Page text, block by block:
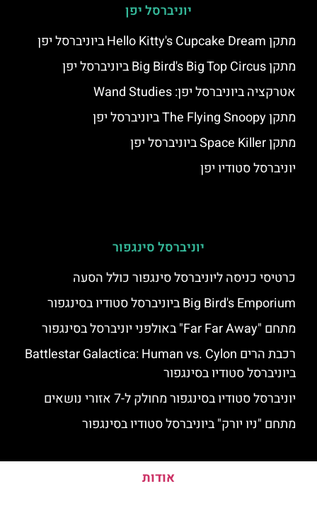
יוניברסל יפן
מתקן Hello Kitty's Cupcake Dream ביוניברסל יפן
מתקן Big Bird's Big Top Circus ביוניברסל יפן
אטרקציה ביוניברסל יפן: Wand Studies
מתקן The Flying Snoopy ביוניברסל יפן
מתקן Space Killer ביוניברסל יפן
יוניברסל סטודיו יפן
יוניברסל סינגפור
כרטיסי כניסה ליוניברסל סינגפור כולל הסעה
Big Bird's Emporium ביוניברסל סטודיו בסינגפור
מתחם "Far Far Away" באולפני יוניברסל בסינגפור
רכבת הרים Battlestar Galactica: Human vs. Cylon
ביוניברסל סטודיו בסינגפור
יוניברסל סטודיו בסינגפור מחולק ל-7 אזורי נושאים
מתחם "ניו יורק" ביוניברסל סטודיו בסינגפור
אודות